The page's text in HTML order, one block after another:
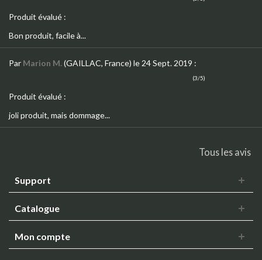
Produit évalué :
Bon produit, facile à...
Par Marion M.(GAILLAC, France) le 24 Sept. 2019 :
(3/5)
Produit évalué :
joli produit, mais dommage...
Tous les avis
Support
Catalogue
Mon compte